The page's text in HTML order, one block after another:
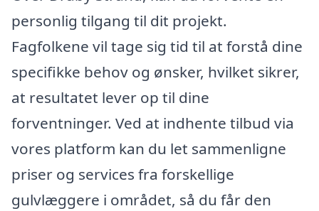
personlig tilgang til dit projekt.
Fagfolkene vil tage sig tid til at forstå dine
specifikke behov og ønsker, hvilket sikrer,
at resultatet lever op til dine
forventninger. Ved at indhente tilbud via
vores platform kan du let sammenligne
priser og services fra forskellige
gulvlæggere i området, så du får den